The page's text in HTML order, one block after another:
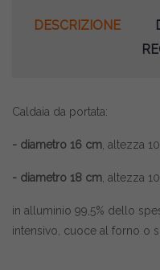
DESCRIZIONE
Caldaia da portata:
- diametro 16 cm , altezza
- diametro 18 cm , altezza
in alluminio 99,5% dello
intensivo, cuoce al forno o